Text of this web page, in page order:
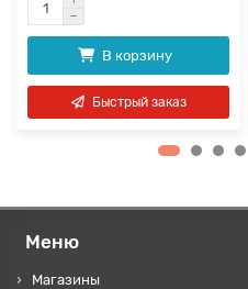
В корзину
Быстрый заказ
Меню
Магазины